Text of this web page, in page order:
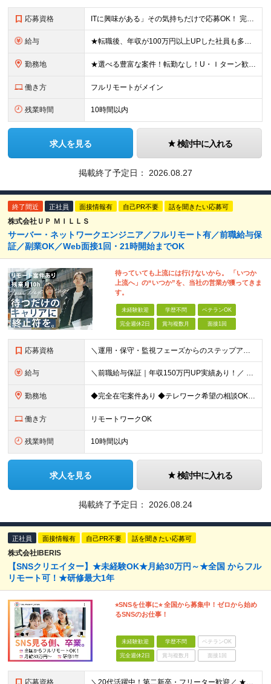
応募資格 ITに興味がある」その気持ちだけで応募OK！ 完全未経験OK！人柄採用！ ◆未経験歓迎 ◆学歴不問、文系理系不問 ◆第二新卒歓迎 ★経験や知識よりも、あなたの「挑戦したい」という気持ちを重視します
給与 ★転職後、年収が100万円以上UPした社員も多数！ 【未経験者】 月給27.5万円＋諸手当＋賞与 【経験者】※実務3年以上を想定 月給30万円以上＋諸手当＋賞与 ※経験やスキルに応じて決定します
勤務地 ★選べる豊富な案件！転勤なし！U・Ｉターン歓迎！ ★フルリモート案件あり！ 東京、神奈川、埼玉、千葉、愛知、大阪、兵庫、京都、広島、福岡をはじめとする全国各地のプロジェクト先。 プライム上場、グロ
働き方 フルリモートがメイン
残業時間 10時間以内
求人を見る 検討中に入れる
掲載終了予定日： 2026.08.27
終了間近 正社員 面接情報有 自己PR不要 話を聞きたい応募可
株式会社ＵＰ ＭＩＬＬＳ
サーバー・ネットワークエンジニア／フルリモート有／前職給与保
証／副業OK／Web面接1回・21時開始までOK
待っていても上流には行けないから。 「いつか
上流へ」の“いつか”を、当社の営業が獲ってきま
す。
未経験歓迎 学歴不問 ベテランOK
完全週休2日 賞与複数月 面接1回
応募資格 ＼運用・保守・監視フェーズからのステップアップも大歓迎！／ インフラエンジニア（サーバー、ネットワーク、クラウド等）の実務経験をお持ちの方 ★学歴不問 ★第二新卒OK ＜こんな方にピッタリです＞ ・
給与 ＼前職給与保証｜年収150万円UP実績あり！／ 月給30万円以上 ※経験・スキルを考慮の上、決定します。 ※上記月給には固定残業代（35時間分／5万2,500円～）を含みます ※固定残業代は給与に応
勤務地 ◆完全在宅案件あり ◆テレワーク希望の相談OK ◆転勤なし 東京都中央区日本橋久松町11-8 REGRARD NINGYOCHO B1F ┗一都三県（東京・神奈川・千葉・埼玉）の案件先へ勤務いただき
働き方 リモートワークOK
残業時間 10時間以内
求人を見る 検討中に入れる
掲載終了予定日： 2026.08.24
正社員 面接情報有 自己PR不要 話を聞きたい応募可
株式会社IBERIS
【SNSクリエイター】★未経験OK★月給30万円～★全国 からフル
リモート可！★研修最大1年
⭐︎SNSを仕事に⭐︎ 全国から募集中！ゼロから始め
るSNSのお仕事！
未経験歓迎 学歴不問 ベテランOK
完全週休2日 賞与複数月 面接1回
応募資格 ＼20代活躍中！第二新卒・フリーター歓迎／ ★未経験歓迎！学歴・転職回数不問★ ◎Instagram／TikTok／X／YouTubeなど、 SNSを見るのが好きな方大歓迎です♪ ＼100％ポテン